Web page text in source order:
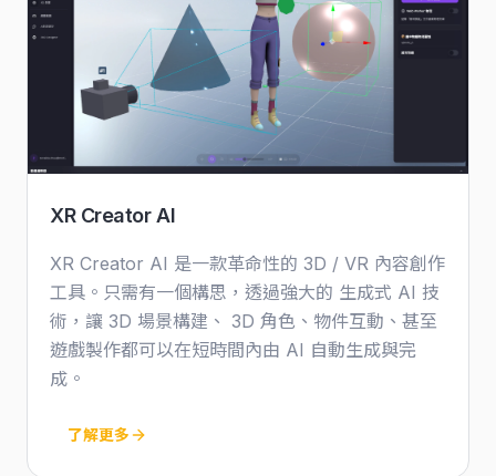
XR Creator AI
XR Creator AI 是一款革命性的 3D / VR 內容創作
工具。只需有一個構思，透過強大的 生成式 AI 技
術，讓 3D 場景構建、 3D 角色、物件互動、甚至
遊戲製作都可以在短時間內由 AI 自動生成與完
成。
了解更多